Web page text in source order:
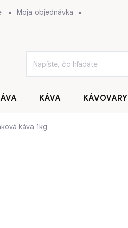
Moja objednávka
KÁVA KÁVOVARY
káva 1kg